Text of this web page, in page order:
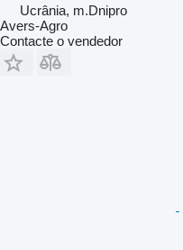
Ucrânia, m.Dnipro
Avers-Agro
Contacte o vendedor